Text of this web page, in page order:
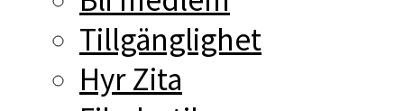
Tillgänglighet
Hyr Zita